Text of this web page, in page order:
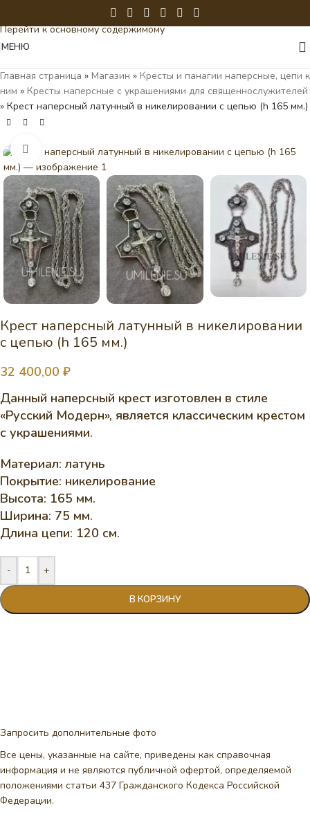
Перейти к основному содержимому
МЕНЮ
Главная страница » Магазин » Кресты и панагии наперсные, цепи к
ним » Кресты наперсные с украшениями для священнослужителей
» Крест наперсный латунный в никелировании с цепью (h 165 мм.)
Нажмите, чтобы увеличить
Крест наперсный латунный в никелировании
с цепью (h 165 мм.)
32 400,00 ₽
Данный наперсный крест изготовлен в стиле
«Русский Модерн», является классическим крестом
с украшениями.
Материал: латунь
Покрытие: никелирование
Высота: 165 мм.
Ширина: 75 мм.
Длина цепи: 120 см.
- +
В КОРЗИНУ
Запросить дополнительные фото
Все цены, указанные на сайте, приведены как справочная
информация и не являются публичной офертой, определяемой
положениями статьи 437 Гражданского Кодекса Российской
Федерации.